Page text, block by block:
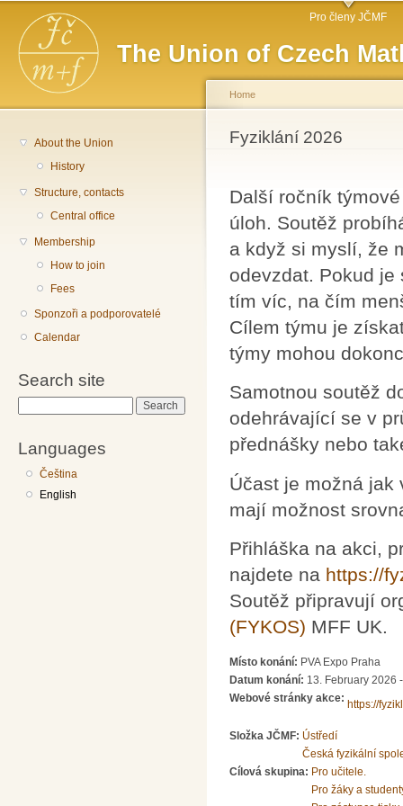
The Union of Czech
Main menu Pro členy JČMF
About the Union
History
Structure, contacts
Central office
Membership
How to join
Fees
Sponzoři a podporovatelé
Calendar
Search site
Languages
Čeština
English
You are here
Home
Fyziklání 2026
Další ročník
úloh. Soutěž
a když si myslí, že
odevzdat. Pokud
tím víc, na čím
Cílem týmu je
týmy mohou
Samotnou soutěž
odehrávající se v
přednášky nebo
Účast je možná
mají možnost
Přihláška na akci,
najdete na https://
Soutěž připravují
(FYKOS) MFF UK.
Místo konání: PVA Expo Praha
Datum konání: 13. February 2026
Webové stránky akce:
https://
Složka JČMF: Ústředí
Česká fyzikální
Cílová skupina: Pro učitele.
Pro žáky a